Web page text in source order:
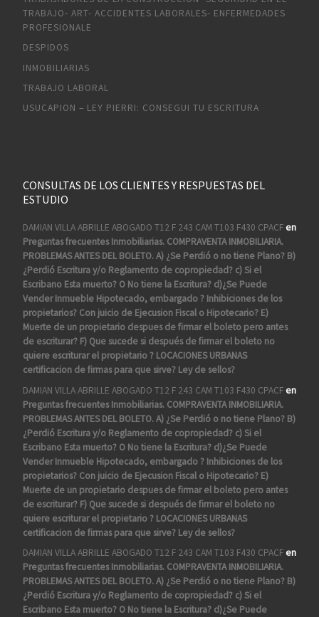
TRABAJO- ART- ACCIDENTES LABORALES- ENFERMEDADES
PROFESIONALE
DESPIDOS
INMOBILIARIAS
TRABAJO LABORAL
USUCAPION – LEY PIERRI: CONSEGUI TU ESCRITURA
CONSULTAS DE LOS CLIENTES Y RESPUESTAS DEL
ESTUDIO
DAMIAN VILLA ABRILLE ABOGADO T12 F 243 CAM T103 F430 CPACFen
Preguntas frecuentes Inmobiliarias. COMPRAVENTA INMOBILIARIA.
PROBLEMAS ANTES DEL BOLETO. A) ¿Se Perdió o no tiene Plano? B)
¿Perdió Escritura y/o Reglamento de copropiedad? c) Si el
Escribano Esta muerto? O No tiene la Escritura? d)¿Se Puede
Vender Inmueble Hipotecado, embargado ? Inhibiciones de los
propietarios? Con juicio de Ejecusion Fiscal o Hipotecario? E)
Muerte de un propietario despues de firmar el boleto pero antes
de escriturar? F) Que sucede si después de firmar el boleto no
quiere escriturar el propietario ? LOCACIONES URBANAS
certificacion de firmas para que sirve? Ley de sellos?
DAMIAN VILLA ABRILLE ABOGADO T12 F 243 CAM T103 F430 CPACFen
Preguntas frecuentes Inmobiliarias. COMPRAVENTA INMOBILIARIA.
PROBLEMAS ANTES DEL BOLETO. A) ¿Se Perdió o no tiene Plano? B)
¿Perdió Escritura y/o Reglamento de copropiedad? c) Si el
Escribano Esta muerto? O No tiene la Escritura? d)¿Se Puede
Vender Inmueble Hipotecado, embargado ? Inhibiciones de los
propietarios? Con juicio de Ejecusion Fiscal o Hipotecario? E)
Muerte de un propietario despues de firmar el boleto pero antes
de escriturar? F) Que sucede si después de firmar el boleto no
quiere escriturar el propietario ? LOCACIONES URBANAS
certificacion de firmas para que sirve? Ley de sellos?
DAMIAN VILLA ABRILLE ABOGADO T12 F 243 CAM T103 F430 CPACFen
Preguntas frecuentes Inmobiliarias. COMPRAVENTA INMOBILIARIA.
PROBLEMAS ANTES DEL BOLETO. A) ¿Se Perdió o no tiene Plano? B)
¿Perdió Escritura y/o Reglamento de copropiedad? c) Si el
Escribano Esta muerto? O No tiene la Escritura? d)¿Se Puede